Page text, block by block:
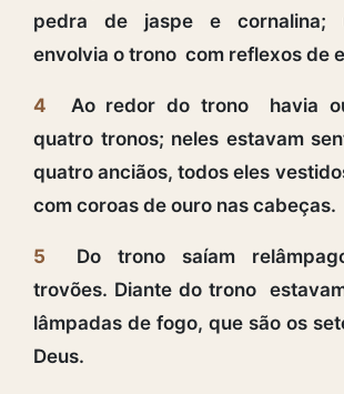
pedra de jaspe e cornalina;
envolvia o trono com reflexos de
4
Ao redor do trono havia
quatro tronos; neles estavam
quatro anciãos, todos eles
com coroas de ouro nas cabeças.
5
Do trono saíam
trovões. Diante do trono
lâmpadas de fogo, que são os
Deus.